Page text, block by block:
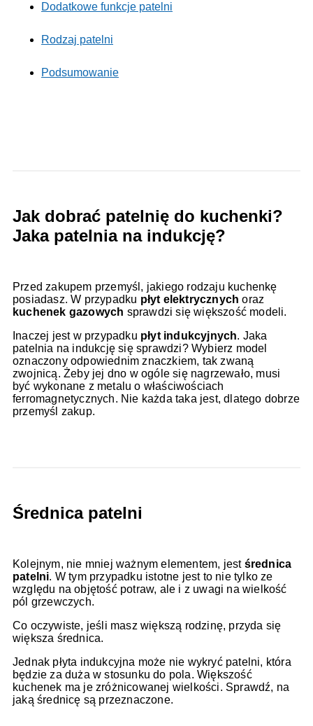
Dodatkowe funkcje patelni
Rodzaj patelni
Podsumowanie
Jak dobrać patelnię do kuchenki?
Jaka patelnia na indukcję?
Przed zakupem przemyśl, jakiego rodzaju kuchenkę
posiadasz. W przypadku płyt elektrycznych oraz
kuchenek gazowych sprawdzi się większość modeli.
Inaczej jest w przypadku płyt indukcyjnych. Jaka
patelnia na indukcję się sprawdzi? Wybierz model
oznaczony odpowiednim znaczkiem, tak zwaną
zwojnicą. Żeby jej dno w ogóle się nagrzewało, musi
być wykonane z metalu o właściwościach
ferromagnetycznych. Nie każda taka jest, dlatego dobrze
przemyśl zakup.
Średnica patelni
Kolejnym, nie mniej ważnym elementem, jest średnica
patelni. W tym przypadku istotne jest to nie tylko ze
względu na objętość potraw, ale i z uwagi na wielkość
pól grzewczych.
Co oczywiste, jeśli masz większą rodzinę, przyda się
większa średnica.
Jednak płyta indukcyjna może nie wykryć patelni, która
będzie za duża w stosunku do pola. Większość
kuchenek ma je zróżnicowanej wielkości. Sprawdź, na
jaką średnicę są przeznaczone.